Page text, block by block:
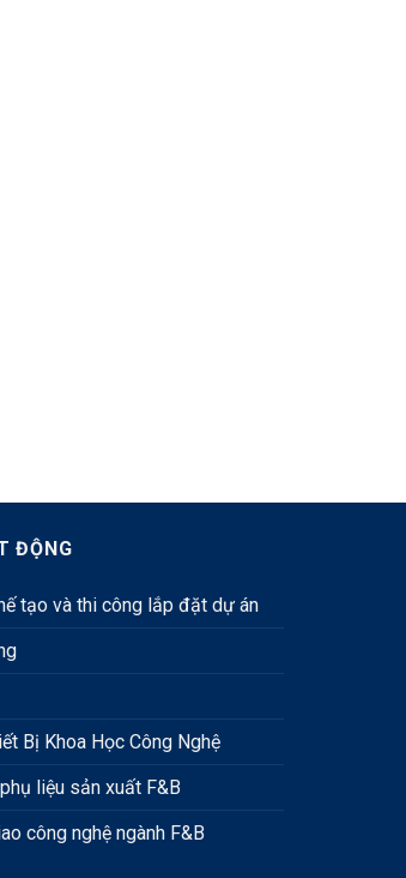
ĐỘNG
tạo và thi công lắp đặt dự án
Bị Khoa Học Công Nghệ
liệu sản xuất F&B
công nghệ ngành F&B